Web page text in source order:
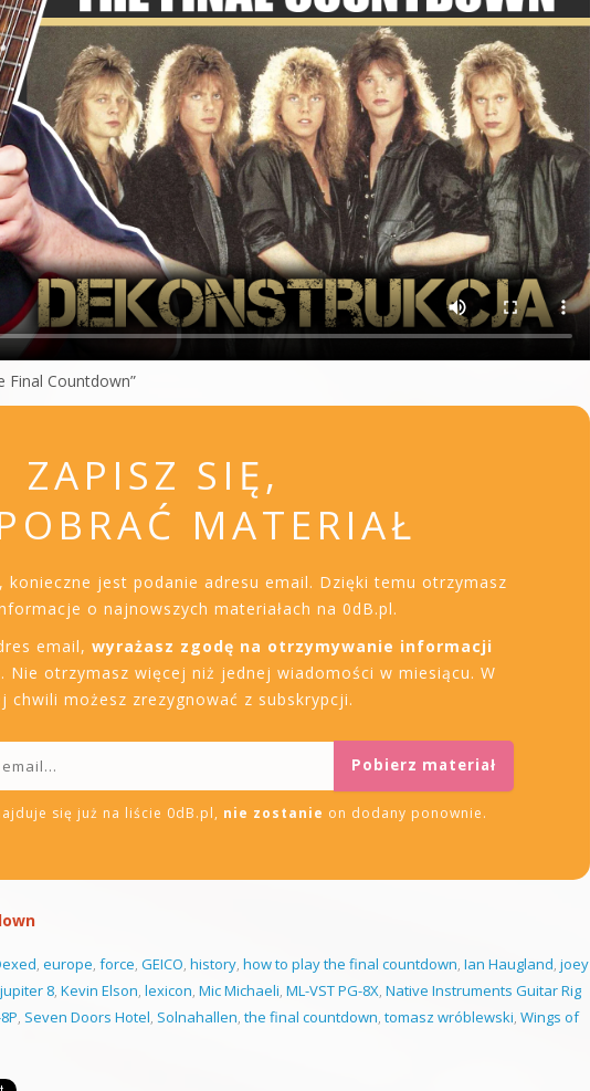
Final Countdown”
ZAPISZ SIĘ,
MATERIAŁ
konieczne jest podanie adresu email. Dzięki temu otrzymasz
o najnowszych materiałach na 0dB.pl.
email, wyrażasz zgodę na otrzymywanie informacji
Nie otrzymasz więcej niż jednej wiadomości w miesiącu. W
chwili możesz zrezygnować z subskrypcji.
się już na liście 0dB.pl, nie zostanie on dodany ponownie.
, europe, force, GEICO, history, how to play the final countdown, Ian Haugland, joey
jupiter 8, Kevin Elson, lexicon, Mic Michaeli, ML-VST PG-8X, Native Instruments Guitar Rig
, Seven Doors Hotel, Solnahallen, the final countdown, tomasz wróblewski, Wings of